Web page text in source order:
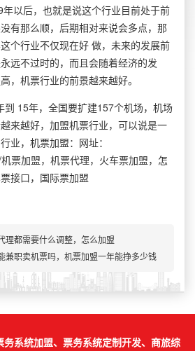
以后，也就是说这个行业目前处于前
有那么顺，后期相对来说会多点，那
个行业不仅现在好 做，未来的发展前
远不过时的，而且会随着经济的发
，机票行业的前景越来越好。
15年，全国要扩建157个机场，机场
来越好，加盟机票行业，可以说是一
业，机票加盟：网址：
票加盟，机票代理，火车票加盟，怎
接口，国际票加盟
理都需要什么调整，怎么加盟
兼职卖机票吗，机票加盟一年能挣多少钱
系统加盟、票务系统定制开发、商旅综